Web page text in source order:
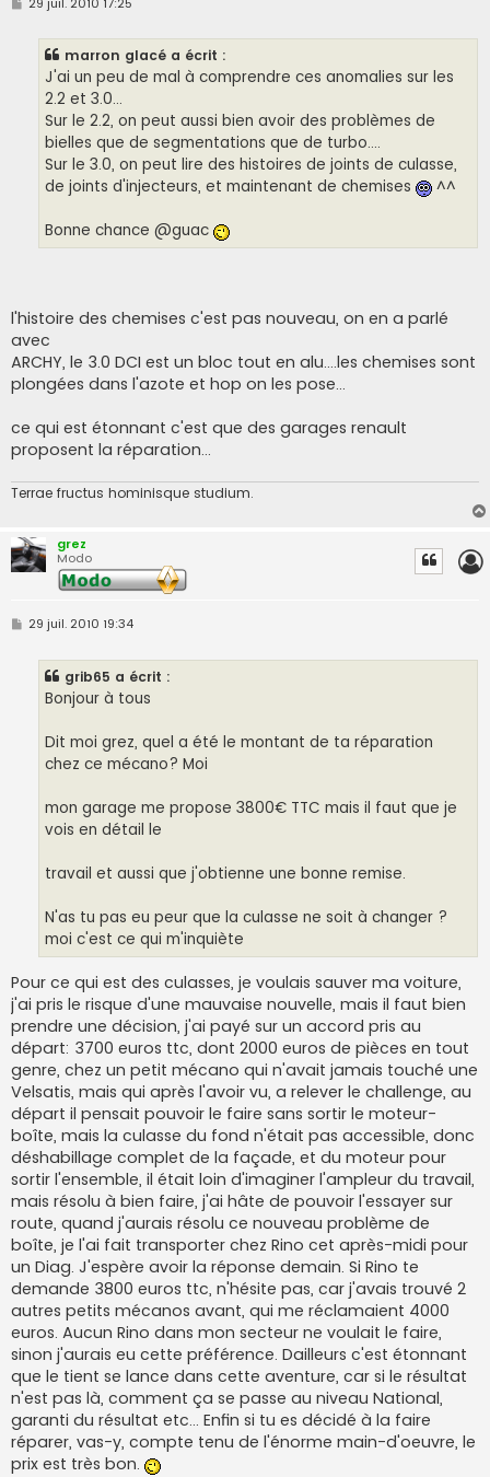
marron glacé a écrit :
J'ai un peu de mal à comprendre ces anomalies sur les
2.2 et 3.0...
Sur le 2.2, on peut aussi bien avoir des problèmes de
bielles que de segmentations que de turbo....
Sur le 3.0, on peut lire des histoires de joints de culasse,
de joints d'injecteurs, et maintenant de chemises
^^
Bonne chance @guac
l'histoire des chemises c'est pas nouveau, on en a parlé
avec
ARCHY, le 3.0 DCI est un bloc tout en alu....les chemises sont
plongées dans l'azote et hop on les pose...
ce qui est étonnant c'est que des garages renault
proposent la réparation...
Terrae fructus hominisque studium.
grez
Modo
M
29 juil. 2010 19:34
grib65 a écrit :
Bonjour à tous
Dit moi grez, quel a été le montant de ta réparation
chez ce mécano? Moi
mon garage me propose 3800€ TTC mais il faut que je
vois en détail le
travail et aussi que j'obtienne une bonne remise.
N'as tu pas eu peur que la culasse ne soit à changer ?
moi c'est ce qui m'inquiète
Pour ce qui est des culasses, je voulais sauver ma voiture,
j'ai pris le risque d'une mauvaise nouvelle, mais il faut bien
prendre une décision, j'ai payé sur un accord pris au
départ: 3700 euros ttc, dont 2000 euros de pièces en tout
genre, chez un petit mécano qui n'avait jamais touché une
Velsatis, mais qui après l'avoir vu, a relever le challenge, au
départ il pensait pouvoir le faire sans sortir le moteur-
boîte, mais la culasse du fond n'était pas accessible, donc
déshabillage complet de la façade, et du moteur pour
sortir l'ensemble, il était loin d'imaginer l'ampleur du travail,
mais résolu à bien faire, j'ai hâte de pouvoir l'essayer sur
route, quand j'aurais résolu ce nouveau problème de
boîte, je l'ai fait transporter chez Rino cet après-midi pour
un Diag. J'espère avoir la réponse demain. Si Rino te
demande 3800 euros ttc, n'hésite pas, car j'avais trouvé 2
autres petits mécanos avant, qui me réclamaient 4000
euros. Aucun Rino dans mon secteur ne voulait le faire,
sinon j'aurais eu cette préférence. Dailleurs c'est étonnant
que le tient se lance dans cette aventure, car si le résultat
n'est pas là, comment ça se passe au niveau National,
garanti du résultat etc... Enfin si tu es décidé à la faire
réparer, vas-y, compte tenu de l'énorme main-d'oeuvre, le
prix est très bon.